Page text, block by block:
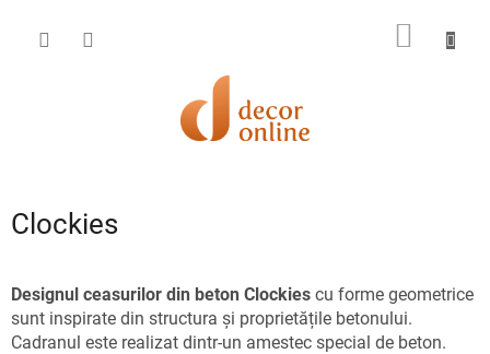
conținut
COŞ
Clockies
Designul ceasurilor din beton Clockies cu forme geometrice
sunt inspirate din structura și proprietățile betonului.
Cadranul este realizat dintr-un amestec special de beton.